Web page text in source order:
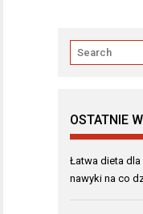
OSTATNIE
Łatwa dieta
nawyki na co